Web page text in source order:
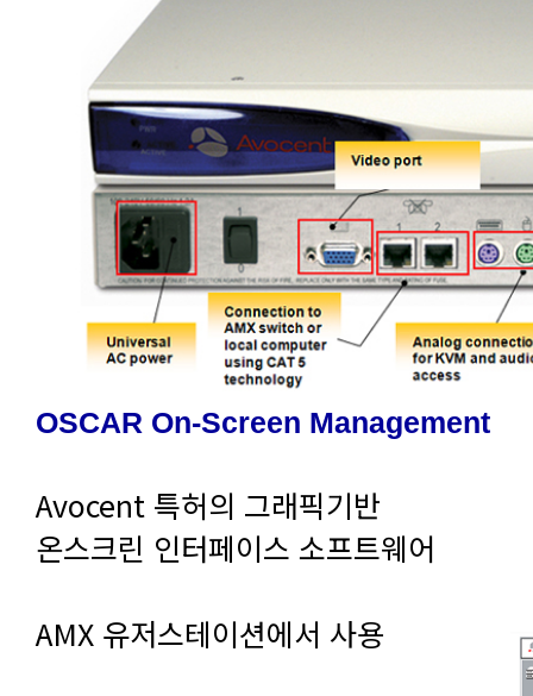
OSCAR On-Screen Management
Avocent 특허의 그래픽기반
온스크린 인터페이스 소프트웨어
AMX 유저스테이션에서 사용